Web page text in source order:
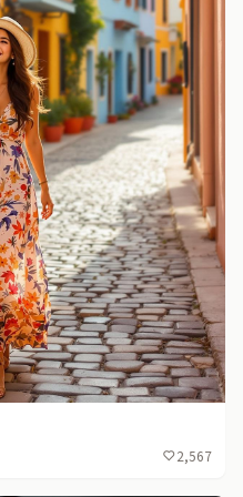
2,567